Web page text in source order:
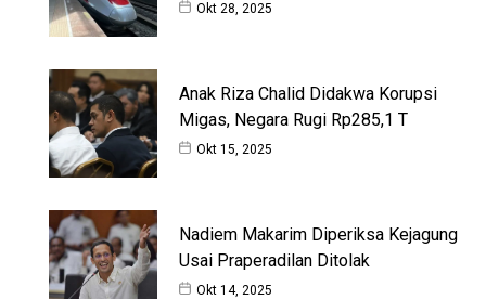
Okt 28, 2025
Anak Riza Chalid Didakwa Korupsi
Migas, Negara Rugi Rp285,1 T
Okt 15, 2025
Nadiem Makarim Diperiksa Kejagung
Usai Praperadilan Ditolak
Okt 14, 2025